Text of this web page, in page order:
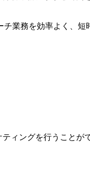
業務を効率よく、
ィングを行うこと